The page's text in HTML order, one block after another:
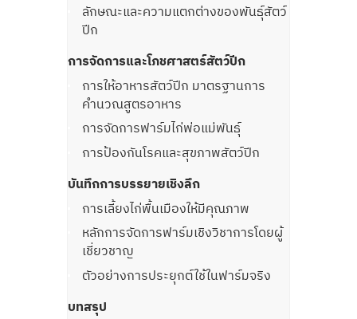
ลักษณะและความแตกต่างของพันธุ์สัตว์
ปีก
การจัดการและโภชศาสตร์สัตว์ปีก
การให้อาหารสัตว์ปีก มาตรฐานการ
คำนวณสูตรอาหาร
การจัดการฟาร์มไก่พ่อแม่พันธุ์
การป้องกันโรคและสุขภาพสัตว์ปีก
บันทึกการบรรยายเชิงลึก
การเลี้ยงไก่พื้นเมืองให้มีคุณภาพ
หลักการจัดการฟาร์มเชิงวิชาการโดยผู้
เชี่ยวชาญ
ตัวอย่างการประยุกต์ใช้ในฟาร์มจริง
บทสรุป